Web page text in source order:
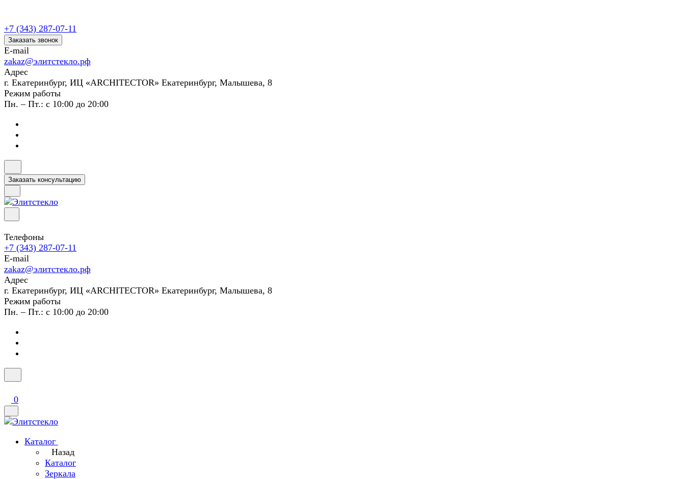
+7 (343) 287-07-11
Заказать звонок
E-mail
zakaz@элитстекло.рф
Адрес
г. Екатеринбург, ИЦ «ARCHITECTOR» Екатеринбург, Малышева, 8
Режим работы
Пн. – Пт.: с 10:00 до 20:00
Заказать консультацию
Телефоны
+7 (343) 287-07-11
E-mail
zakaz@элитстекло.рф
Адрес
г. Екатеринбург, ИЦ «ARCHITECTOR» Екатеринбург, Малышева, 8
Режим работы
Пн. – Пт.: с 10:00 до 20:00
0
Каталог
Назад
Каталог
Зеркала